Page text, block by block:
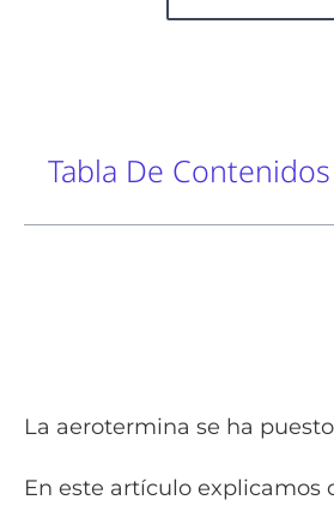
Tabla De Contenidos
La aerotermina se ha
En este artículo explicamos